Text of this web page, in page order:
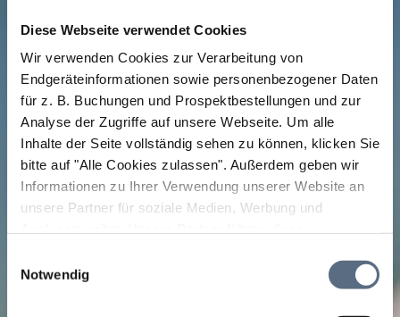
Diese Webseite verwendet Cookies
Wir verwenden Cookies zur Verarbeitung von
Endgeräteinformationen sowie personenbezogener Daten
für z. B. Buchungen und Prospektbestellungen und zur
Analyse der Zugriffe auf unsere Webseite. Um alle
Inhalte der Seite vollständig sehen zu können, klicken Sie
bitte auf "Alle Cookies zulassen". Außerdem geben wir
Informationen zu Ihrer Verwendung unserer Website an
unsere Partner für soziale Medien, Werbung und
zusammen, die Sie ihnen bereitgestellt haben oder die
sie im Rahmen Ihrer Nutzung der Dienste gesammelt
Notwendig
Bitte akzeptieren Sie den Einsatz aller Cookies, um den
Inhalt dieser Seite sehen zu können.
Bitte akzeptieren Sie den Einsatz aller Cookies, um den
Inhalt dieser Seite sehen zu können.
Bitte akzeptieren Sie den Einsatz aller Cookies, um den
Inhalt dieser Seite sehen zu können.
Bitte akzeptieren Sie den Einsatz aller Cookies, um den
Inhalt dieser Seite sehen zu können.
Bitte akzeptieren Sie den Einsatz aller Cookies, um den
Inhalt dieser Seite sehen zu können.